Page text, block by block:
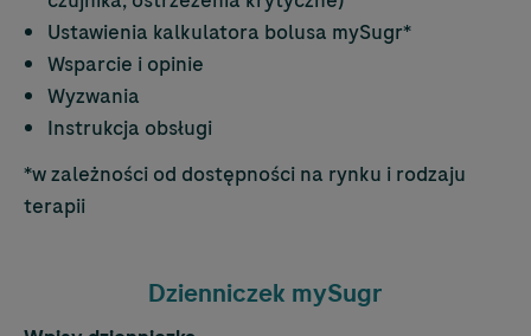
Ustawienia kalkulatora bolusa mySugr*
Wsparcie i opinie
Wyzwania
Instrukcja obsługi
*w zależności od dostępności na rynku i rodzaju
terapii
Dzienniczek mySugr